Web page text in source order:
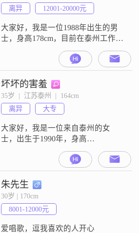
热爱烹饪，尤其喜欢在闲暇时为家
人和朋友准备美味的饭菜##3002##
我认
离异
12001-20000元
大家好，我是一位1988年出生的男
士，身高178cm，目前在泰州工作
##3002##我的月收入在12001到
20000元之间，拥有大学本科学历
##3002##我性格稳重可靠，做事自
信果断，注重健康养生和生活品质
##3002##平时我喜欢看电影，也喜
欢外出旅行，通过健身来增肌
##3002##我认为一段好的感情应该
是双向奔
坏坏的害羞
35岁  |  江苏泰州  |  164cm
离异
大专
大家好，我是一位来自泰州的女
士，出生于1990年，身高
164cm##3002##我拥有大专学历，在
工作中努力进取，目前月收入已超
过 5000 元##3002##在生活里，我特
别注重生活品质，追求那种简单纯
粹的幸福##3002##我认为幸福并不
需要太多复杂的东西，有时候就是
平平淡淡生活中的温馨瞬间
##3002##我是一个
朱先生
30岁 | 170cm
8001-12000元
爱唱歌，逗我喜欢的人开心